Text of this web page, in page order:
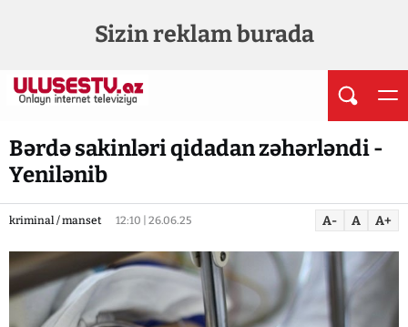
Sizin reklam burada
Bərdə sakinləri qidadan zəhərləndi -
Yenilənib
kriminal / manset 12:10 | 26.06.25 A- A A+